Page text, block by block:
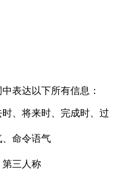
表达以下所有信息：
时、将来时、完成时、过
、命令语气
第三人称